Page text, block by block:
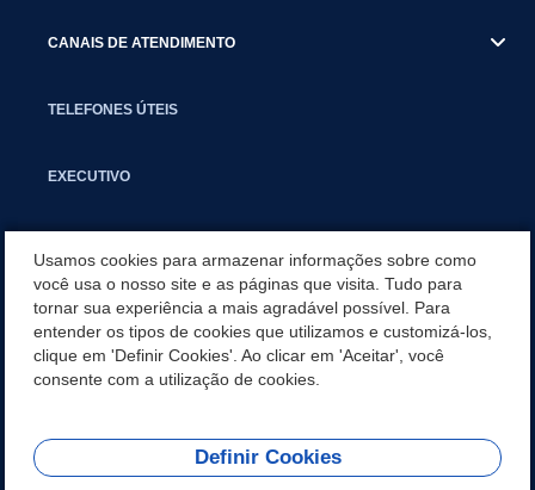
CANAIS DE ATENDIMENTO
TELEFONES ÚTEIS
EXECUTIVO
APLICATIVO
SECRETARIAS
REDES SOCIAIS
Usamos cookies para armazenar informações sobre como
você usa o nosso site e as páginas que visita. Tudo para
tornar sua experiência a mais agradável possível. Para
entender os tipos de cookies que utilizamos e customizá-los,
clique em 'Definir Cookies'. Ao clicar em 'Aceitar', você
consente com a utilização de cookies.
Definir Cookies